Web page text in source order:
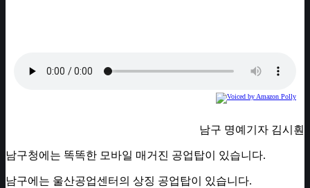
남구 명예기자 김시훤
남구청에는 똑똑한 모바일 매거진 공업탑이 있습니다.
남구에는 울산공업센터의 상징 공업탑이 있습니다.